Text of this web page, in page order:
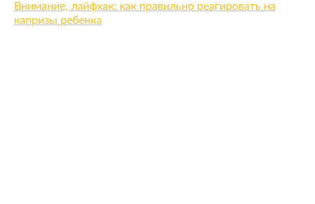
Внимание, лайфхак: как правильно реагировать на
капризы ребенка